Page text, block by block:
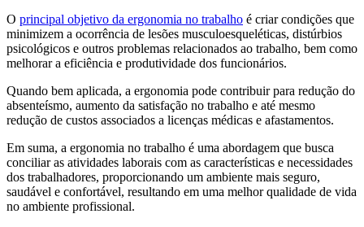
O principal objetivo da ergonomia no trabalho é criar condições que
minimizem a ocorrência de lesões musculoesqueléticas, distúrbios
psicológicos e outros problemas relacionados ao trabalho, bem como
melhorar a eficiência e produtividade dos funcionários.
Quando bem aplicada, a ergonomia pode contribuir para redução do
absenteísmo, aumento da satisfação no trabalho e até mesmo
redução de custos associados a licenças médicas e afastamentos.
Em suma, a ergonomia no trabalho é uma abordagem que busca
conciliar as atividades laborais com as características e necessidades
dos trabalhadores, proporcionando um ambiente mais seguro,
saudável e confortável, resultando em uma melhor qualidade de vida
no ambiente profissional.